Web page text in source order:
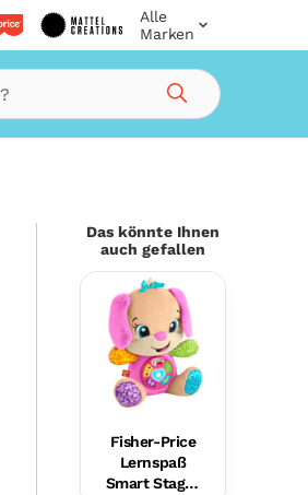
Alle
Marken
Suche
Das könnte Ihnen
auch gefallen
Fisher-Price
Lernspaß
Smart Stages